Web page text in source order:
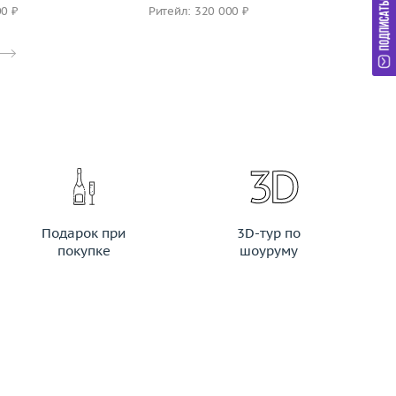
₽ Ритейл: 320 000 ₽
Подарок при
покупке
3D-тур по
шоуруму